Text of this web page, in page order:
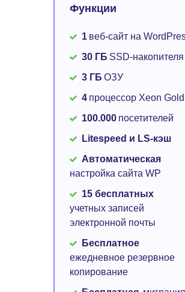
Функции
1 веб-сайт на
30 ГБ SSD-накопителя
3 ГБ ОЗУ
4 процессор Xeon Gold
100.000 посетителей
Litespeed и LS-кэш
Автоматическая
настройка сайта WP
15 бесплатных
учетных записей
электронной почты
Бесплатное
ежедневное резервное
копирование